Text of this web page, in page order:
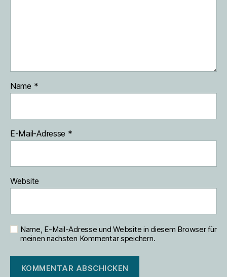
Name *
E-Mail-Adresse *
Website
Name, E-Mail-Adresse und Website in diesem Browser für
meinen nächsten Kommentar speichern.